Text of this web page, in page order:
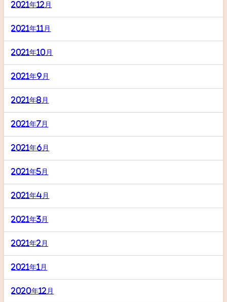
2021年12月
2021年11月
2021年10月
2021年9月
2021年8月
2021年7月
2021年6月
2021年5月
2021年4月
2021年3月
2021年2月
2021年1月
2020年12月